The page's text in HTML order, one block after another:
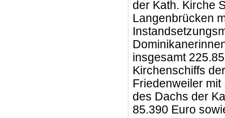
der Kath. Kirche
Langenbrücken
insgesamt
Kirchenschiffs
Friedenweiler mit
des Dachs der
85.390 Euro